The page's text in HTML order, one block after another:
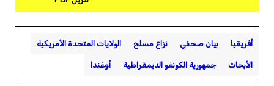
أفريقيا بيان صحفي نزاع مسلح الولايات المتحدة الأمريكية
الأبحاث جمهورية الكونغو الديمقراطية أوغندا